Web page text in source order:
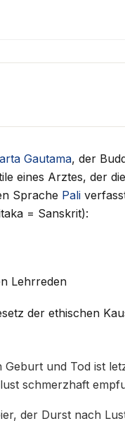
Gautama, der
eines Arztes, der
Sprache Pali
= Sanskrit):
Lehrreden
der ethischen
und Tod ist
schmerzhaft
der Durst nach